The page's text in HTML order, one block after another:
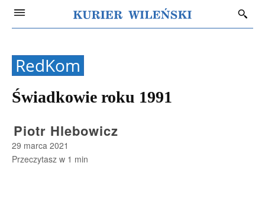
RedKom
Świadkowie roku 1991
Piotr Hlebowicz
29 marca 2021
Przeczytasz w 1 min